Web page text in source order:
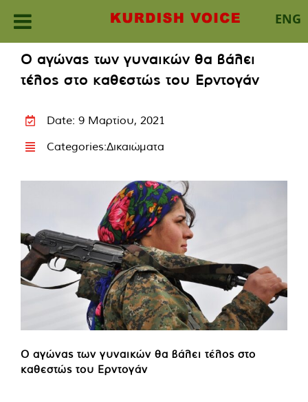
ENG
content
Ο αγώνας των γυναικών θα βάλει
τέλος στο καθεστώς του Ερντογάν
Date: 9 Μαρτίου, 2021
Categories:Δικαιώματα
Ο αγώνας των γυναικών θα βάλει τέλος στο
καθεστώς του Ερντογάν